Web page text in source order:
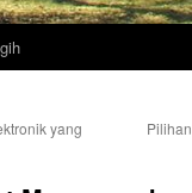
yang